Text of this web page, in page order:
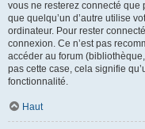
vous ne resterez connecté
que quelqu’un d’autre utilise
ordinateur. Pour rester
connexion. Ce n’est pas
accéder au forum
pas cette case, cela signifie
fonctionnalité.
Haut